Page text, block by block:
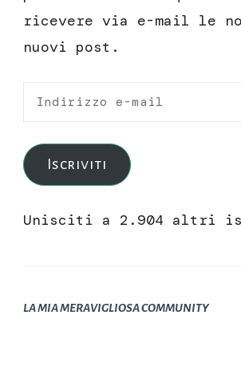
ricevere via e-mail le
nuovi post.
Indirizzo
mail
Iscriviti
Unisciti a 2.904 altri
LA MIA MERAVIGLIOSA COMMUNITY